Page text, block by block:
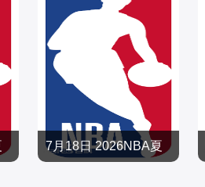
7月18日 2026NBA夏